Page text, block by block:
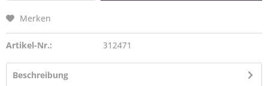
Merken
Artikel-Nr.: 312471
Beschreibung